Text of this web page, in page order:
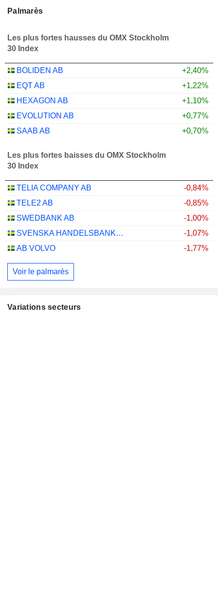
Palmarès
Les plus fortes hausses du OMX Stockholm
30 Index
BOLIDEN AB
+2,40%
EQT AB
+1,22%
HEXAGON AB
+1,10%
EVOLUTION AB
+0,77%
SAAB AB
+0,70%
Les plus fortes baisses du OMX Stockholm
30 Index
TELIA COMPANY AB
-0,84%
TELE2 AB
-0,85%
SWEDBANK AB
-1,00%
SVENSKA HANDELSBANKEN AB
-1,07%
AB VOLVO
-1,77%
Voir le palmarès
Variations secteurs